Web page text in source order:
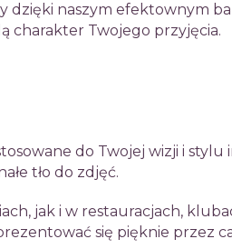
dzięki naszym efektownym
charakter Twojego przyjęcia.
do Twojej wizji i stylu
tło do zdjęć.
jak i w restauracjach,
się pięknie przez